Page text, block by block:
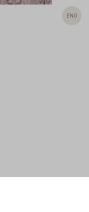
ENG